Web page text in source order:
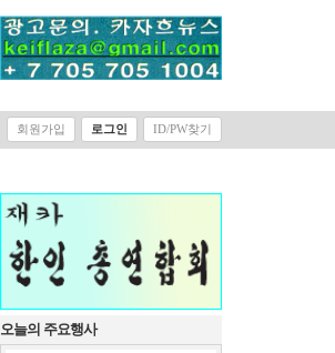
회원가입 로그인 ID/PW찾기
오늘의 주요행사